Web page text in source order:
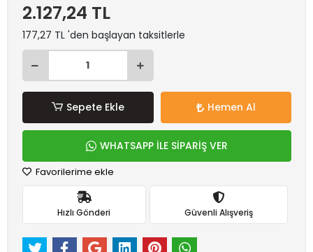
2.127,24 TL
177,27 TL 'den başlayan taksitlerle
Sepete Ekle Hemen Al
WHATSAPP İLE SİPARİŞ VER
Favorilerime ekle
Hızlı Gönderi Güvenli Alışveriş